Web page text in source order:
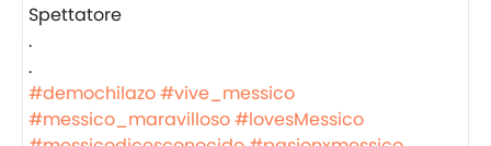
Spettatore
.
.
#demochilazo#vive_messico
#messico_maravilloso#lovesMessico